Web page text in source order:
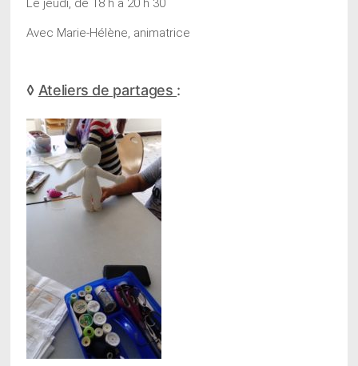
Le jeudi, de 18 h à 20 h 30
Avec Marie-Hélène, animatrice
◊ Ateliers de partages :